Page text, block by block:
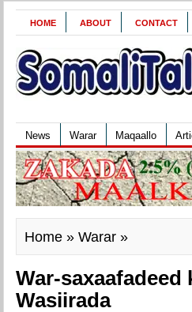
HOME ABOUT CONTACT
News Warar Maqaallo
Home » Warar »
War-
Wasiirada